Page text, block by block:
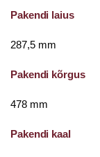
Pakendi laius
287,5 mm
Pakendi kõrgus
478 mm
Pakendi kaal